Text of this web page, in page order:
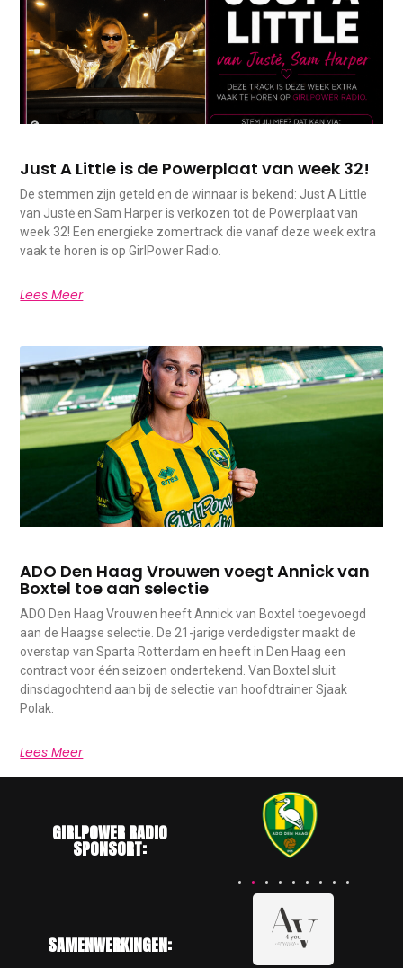
Just A Little is de Powerplaat van week 32!
De stemmen zijn geteld en de winnaar is bekend: Just A Little
van Justė en Sam Harper is verkozen tot de Powerplaat van
week 32! Een energieke zomertrack die vanaf deze week extra
vaak te horen is op GirlPower Radio.
Lees Meer
ADO Den Haag Vrouwen voegt Annick van
Boxtel toe aan selectie
ADO Den Haag Vrouwen heeft Annick van Boxtel toegevoegd
aan de Haagse selectie. De 21-jarige verdedigster maakt de
overstap van Sparta Rotterdam en heeft in Den Haag een
contract voor één seizoen ondertekend. Van Boxtel sluit
dinsdagochtend aan bij de selectie van hoofdtrainer Sjaak
Polak.
Lees Meer
GIRLPOWER RADIO
SPONSORT:
SAMENWERKINGEN: